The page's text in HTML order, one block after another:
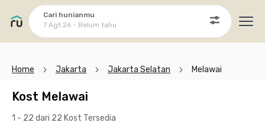
Cari hunianmu
7 Agt 26 - Belum tahu
Home Jakarta Jakarta Selatan Melawai
Kost Melawai
1 - 22 dari 22 Kost Tersedia